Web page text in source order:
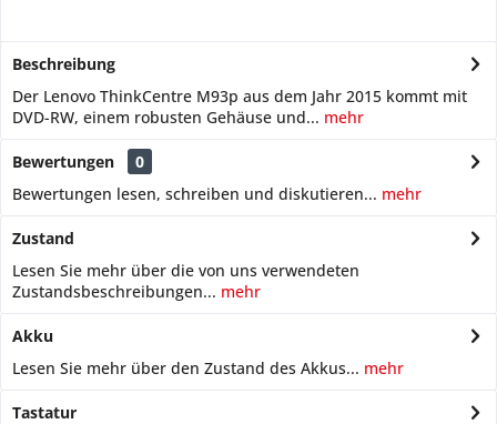
Beschreibung
Der Lenovo ThinkCentre M93p aus dem Jahr 2015 kommt mit
DVD-RW, einem robusten Gehäuse und... mehr
Bewertungen
0
Bewertungen lesen, schreiben und diskutieren... mehr
Zustand
Lesen Sie mehr über die von uns verwendeten
Zustandsbeschreibungen... mehr
Akku
Lesen Sie mehr über den Zustand des Akkus... mehr
Tastatur